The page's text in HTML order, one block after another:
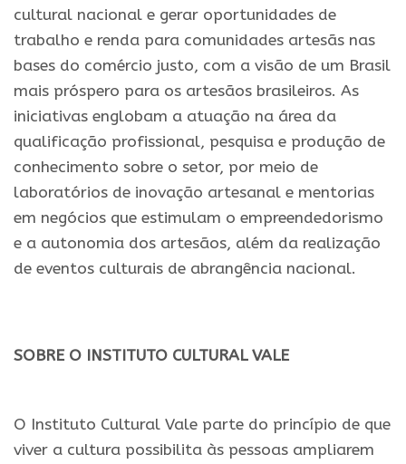
cultural nacional e gerar oportunidades de
trabalho e renda para comunidades artesãs nas
bases do comércio justo, com a visão de um Brasil
mais próspero para os artesãos brasileiros. As
iniciativas englobam a atuação na área da
qualificação profissional, pesquisa e produção de
conhecimento sobre o setor, por meio de
laboratórios de inovação artesanal e mentorias
em negócios que estimulam o empreendedorismo
e a autonomia dos artesãos, além da realização
de eventos culturais de abrangência nacional.
SOBRE O INSTITUTO CULTURAL VALE
O Instituto Cultural Vale parte do princípio de que
viver a cultura possibilita às pessoas ampliarem